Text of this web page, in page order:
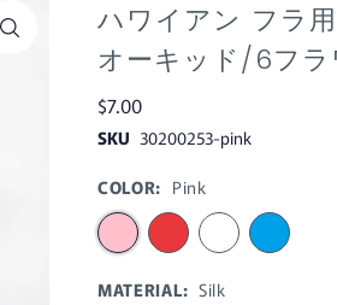
ハワイアン フラ
オーキッド/6フラ
$7.00
SKU 30200253-pink
COLOR: Pink
MATERIAL: Silk